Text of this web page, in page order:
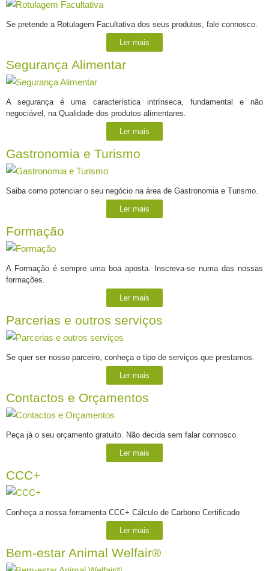
Se pretende a Rotulagem Facultativa dos seus produtos, fale connosco.
Ler mais
Segurança Alimentar
A segurança é uma característica intrínseca, fundamental e não
negociável, na Qualidade dos produtos alimentares.
Ler mais
Gastronomia e Turismo
Saiba como potenciar o seu negócio na área de Gastronomia e Turismo.
Ler mais
Formação
A Formação é sempre uma boa aposta. Inscreva-se numa das nossas
formações.
Ler mais
Parcerias e outros serviços
Se quer ser nosso parceiro, conheça o tipo de serviços que prestamos.
Ler mais
Contactos e Orçamentos
Peça já o seu orçamento gratuito. Não decida sem falar connosco.
Ler mais
CCC+
Conheça a nossa ferramenta CCC+ Cálculo de Carbono Certificado
Ler mais
Bem-estar Animal Welfair®